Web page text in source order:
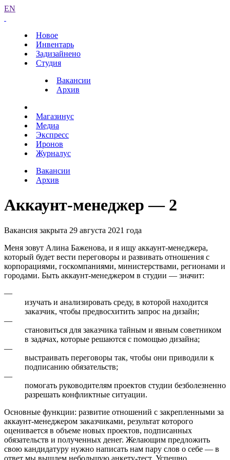
EN
Новое
Инвентарь
Задизайнено
Студия
Вакансии
Архив
Магазинус
Медиа
Экспресс
Иронов
Журналус
Вакансии
Архив
Аккаунт-менеджер — 2
Вакансия закрыта 29 августа 2021 года
Меня зовут Алина Баженова, и я ищу аккаунт-менеджера,
который будет вести переговоры и развивать отношения с
корпорациями, госкомпаниями, министерствами, регионами и
городами. Быть аккаунт-менеджером в студии — значит:
—
изучать и анализировать среду, в которой находится
заказчик, чтобы предвосхитить запрос на дизайн;
—
становиться для заказчика тайным и явным советником
в задачах, которые решаются с помощью дизайна;
—
выстраивать переговоры так, чтобы они приводили к
подписанию обязательств;
—
помогать руководителям проектов студии безболезненно
разрешать конфликтные ситуации.
Основные функции: развитие отношений с закрепленными за
аккаунт-менеджером заказчиками, результат которого
оценивается в объеме новых проектов, подписанных
обязательств и полученных денег. Желающим предложить
свою кандидатуру нужно написать нам пару слов о себе — в
ответ мы вышлем небольшую анкету-тест. Успешно